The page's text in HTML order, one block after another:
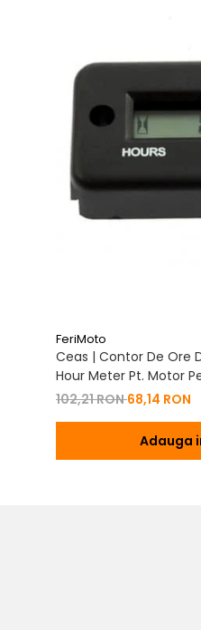
FeriMoto
Ceas | Contor De Ore
Hour Meter Pt. Motor
102,21 RON68,14 RON
Adauga